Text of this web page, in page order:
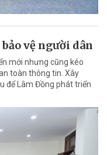
vệ người dân
mới nhưng cũng kéo
toàn thông tin. Xây
để Lâm Đồng phát triển